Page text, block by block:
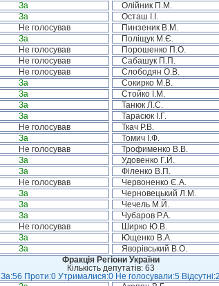
За Олійник П.М.
За Осташ І.І.
Не голосував Пинзеник В.М.
За Поліщук М.Є.
Не голосував Порошенко П.О.
Не голосував Сабашук П.П.
Не голосував Слободян О.В.
За Сокирко М.В.
За Стойко І.М.
За Танюк Л.С.
За Тарасюк І.Г.
Не голосував Ткач Р.В.
За Томич І.Ф.
Не голосував Трофименко В.В.
За Удовенко Г.Й.
За Філенко В.П.
Не голосував Червоненко Є.А.
За Черновецький Л.М.
За Чечель М.Й.
За Чубаров Р.А.
Не голосував Ширко Ю.В.
За Ющенко В.А.
За Яворівський В.О.
Фракція Регіони України
Кількість депутатів: 63
За:56 Проти:0 Утрималися:0 Не голосували:5 Відсутні:2